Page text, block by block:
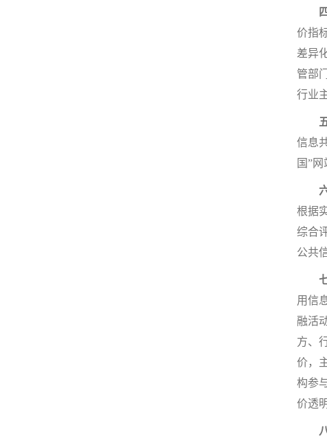
价指
差异
管部
行业
信息
国”
根据
综合
公共
用信
融活
方、
价，
构参
价透